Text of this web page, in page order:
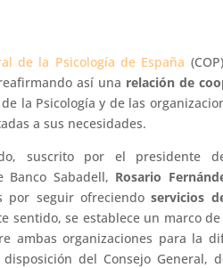
de la Psicología de España (COP)
así una relación de
la Psicología y de las
a sus necesidades.
suscrito por el presidente
Banco Sabadell, Rosario
por seguir ofreciendoservicios
sentido, se establece un marco
ambas organizaciones para la
del Consejo General,